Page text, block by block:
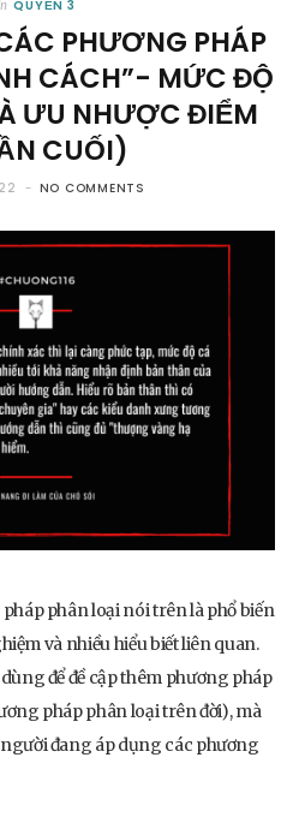
QUYỂN 3
PHƯƠNG PHÁP
CÁCH”- MỨC ĐỘ
ƯU NHƯỢC ĐIỂM
CUỐI)
NO COMMENTS
phân loại nói trên là phổ biến
và nhiều hiểu biết liên quan.
để đề cập thêm phương pháp
pháp phân loại trên đời), mà
đang áp dụng các phương